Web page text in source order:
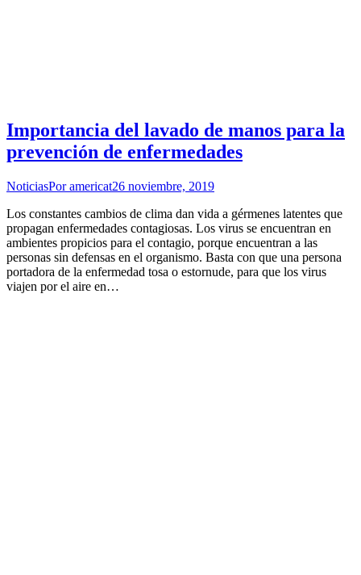
Importancia del lavado de manos para la
prevención de enfermedades
NoticiasPoramericat26 noviembre, 2019
Los constantes cambios de clima dan vida a gérmenes latentes que
propagan enfermedades contagiosas. Los virus se encuentran en
ambientes propicios para el contagio, porque encuentran a las
personas sin defensas en el organismo. Basta con que una persona
portadora de la enfermedad tosa o estornude, para que los virus
viajen por el aire en…